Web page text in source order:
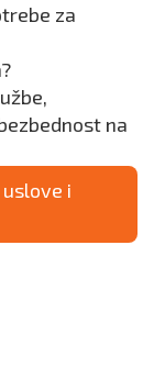
za
na
i